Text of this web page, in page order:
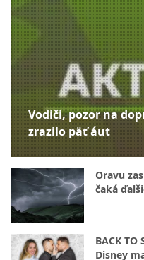
Vodiči, pozor na
zrazilo päť áut
Oravu
čaká
BACK TO
Disney